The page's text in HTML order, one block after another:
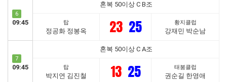
6
09:45
혼복 50이상 C B조
탑
정공화 정봉옥 23 25 황지클럽
강재민 박순남
7
09:45
혼복 50이상 C A조
탑
박지연 김진철 13 25 태붐클럽
권순길 한영애